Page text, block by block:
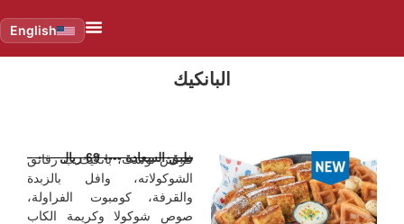
English
البانكيك
طبق السعادة ---- 69 ريال
فرنش توست، بانكيك ب رقائق
الشوكولاته، وافل بالزبدة
والقرفة، كومبوت الفراولة،
صوص شوكولا وكريمة الكاب